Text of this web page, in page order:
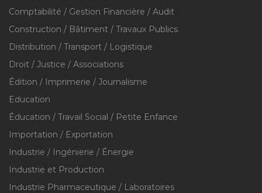
Comptabilité / Gestion Financière / Audit
Construction / Bâtiment / Travaux Publics
Distribution / Transport / Logistique
Droit / Justice / Associations
Édition / Imprimerie / Journalisme
Education
Éducation / Travail Social / Petite Enfance
Importation / Exportation
Industrie / Ingénierie / Énergie
Industrie et Production
Industrie Pharmaceutique / Laboratoires